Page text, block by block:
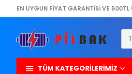
EN UYGUN FİYAT GARANTİSİ VE 500TL
TÜM KATEGORİLERİMİZ